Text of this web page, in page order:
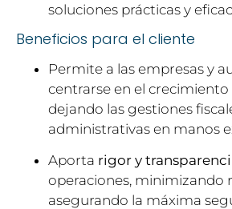
soluciones prácticas y
Beneficios para el cliente
Permite a las empresas y
centrarse en el crecimiento
dejando las gestiones
administrativas en manos
Aporta rigor y
operaciones, minimizando
asegurando la máxima